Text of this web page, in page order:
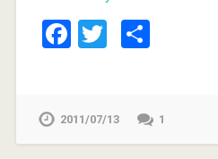
Facebook
Twitter
2011/07/13 1